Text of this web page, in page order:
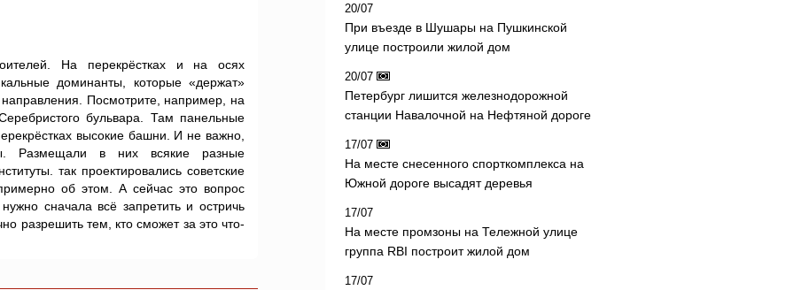
На перекрёстках и на осях
доминанты, которые «держат»
Посмотрите, например, на
бульвара. Там панельные
высокие башни. И не важно,
Размещали в них всякие разные
так проектировались советские
об этом. А сейчас это вопрос
сначала всё запретить и остричь
разрешить тем, кто сможет за это что-
20/07
При въезде в Шушары на Пушкинской
улице построили жилой дом
20/07
Петербург лишится железнодорожной
станции Навалочной на Нефтяной дороге
17/07
На месте снесенного спорткомплекса на
Южной дороге высадят деревья
17/07
На месте промзоны на Тележной улице
группа RBI построит жилой дом
17/07